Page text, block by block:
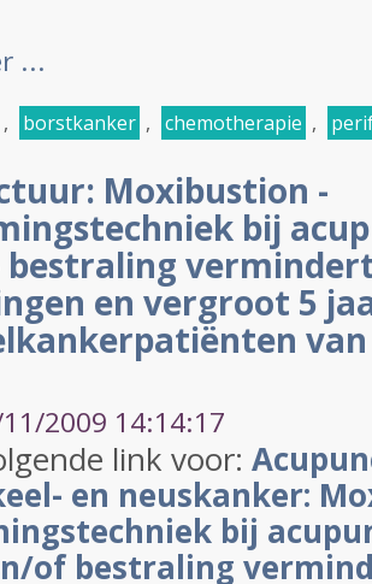
...
, borstkanker , chemotherapie ,
Moxibustion -
bij
bestraling
en vergroot 5
van
2009 14:14:17
link voor:
en neuskanker:
bij
of bestraling